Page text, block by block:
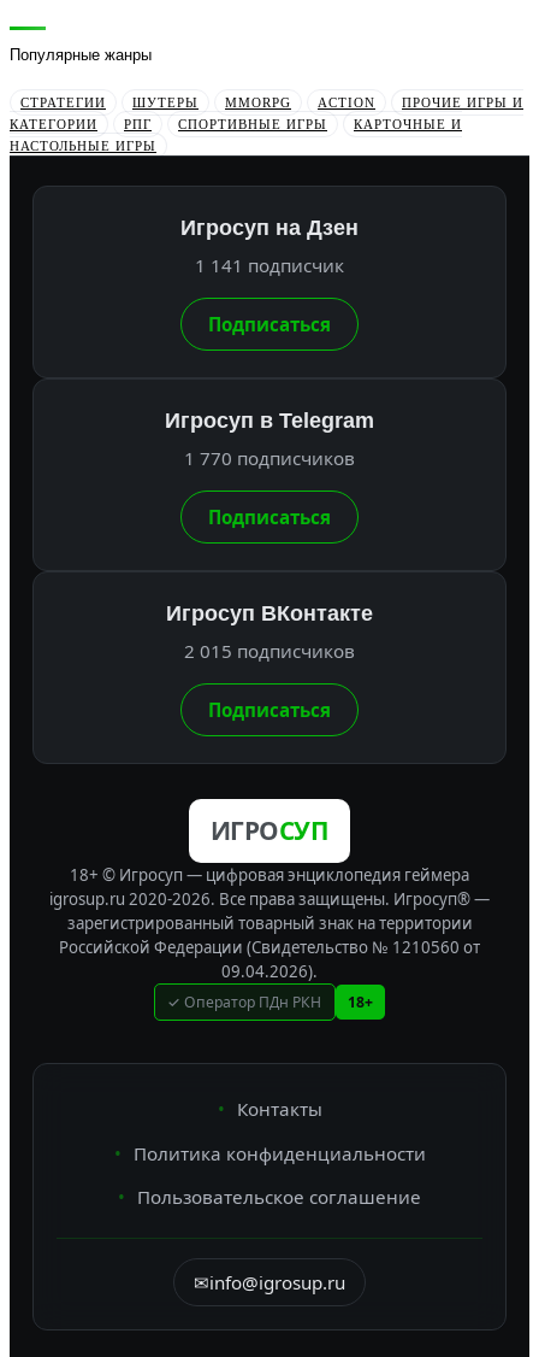
Популярные жанры
СТРАТЕГИИ ШУТЕРЫ MMORPG ACTION
ПРОЧИЕ ИГРЫ И
КАТЕГОРИИ
РПГ СПОРТИВНЫЕ ИГРЫ
КАРТОЧНЫЕ И
НАСТОЛЬНЫЕ ИГРЫ
Игросуп на Дзен
1 141 подписчик
Подписаться
Игросуп в Telegram
1 770 подписчиков
Подписаться
Игросуп ВКонтакте
2 015 подписчиков
Подписаться
ИГРОСУП
18+ © Игросуп — цифровая энциклопедия геймера
igrosup.ru 2020-2026. Все права защищены. Игросуп® —
зарегистрированный товарный знак на территории
Российской Федерации (Свидетельство № 1210560 от
09.04.2026).
✓ Оператор ПДн РКН 18+
Контакты
Политика конфиденциальности
Пользовательское соглашение
✉info@igrosup.ru